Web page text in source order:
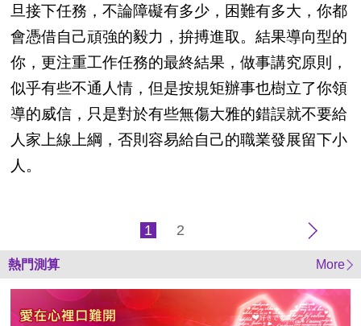
旦接下任務，不論障礙有多少，困難有多大，你都
會憑借自己頑強的毅力，拚搏進取。結果導向型的
你，更注重工作任務的最終結果，做事講究原則，
似乎有些不通人情，但是按規矩辦事也樹立了你領
導的威信，只是對於有些無傷大雅的錯誤就不要給
人家上線上綱，否則容易給自己的職業發展留下小
人。
1 2
熱門測算 More